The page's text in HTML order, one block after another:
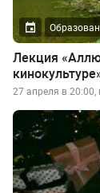
Лекция
27 апреля в